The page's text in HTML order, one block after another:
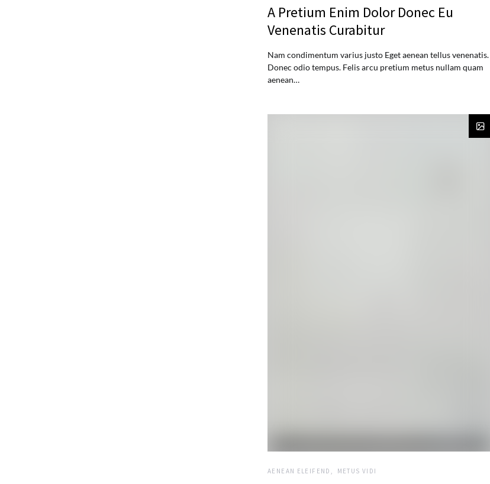
A Pretium Enim Dolor Donec Eu
Venenatis Curabitur
Nam condimentum varius justo Eget aenean tellus venenatis.
Donec odio tempus. Felis arcu pretium metus nullam quam
aenean…
AENEAN ELEIFEND METUS VIDI